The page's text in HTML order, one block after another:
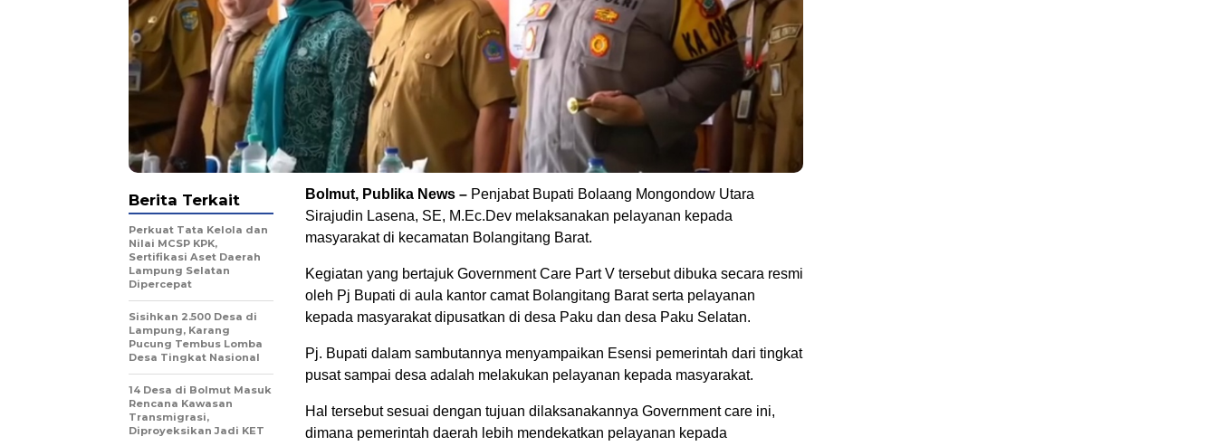
Bolmut, Publika News – Penjabat Bupati Bolaang Mongondow Utara
Sirajudin Lasena, SE, M.Ec.Dev melaksanakan pelayanan kepada
masyarakat di kecamatan Bolangitang Barat.
Kegiatan yang bertajuk Government Care Part V tersebut dibuka secara resmi
oleh Pj Bupati di aula kantor camat Bolangitang Barat serta pelayanan
kepada masyarakat dipusatkan di desa Paku dan desa Paku Selatan.
Pj. Bupati dalam sambutannya menyampaikan Esensi pemerintah dari tingkat
pusat sampai desa adalah melakukan pelayanan kepada masyarakat.
Hal tersebut sesuai dengan tujuan dilaksanakannya Government care ini,
dimana pemerintah daerah lebih mendekatkan pelayanan kepada
Berita Terkait
Perkuat Tata Kelola dan
Nilai MCSP KPK,
Sertifikasi Aset Daerah
Lampung Selatan
Dipercepat
Sisihkan 2.500 Desa di
Lampung, Karang
Pucung Tembus Lomba
Desa Tingkat Nasional
14 Desa di Bolmut Masuk
Rencana Kawasan
Transmigrasi,
Diproyeksikan Jadi KET